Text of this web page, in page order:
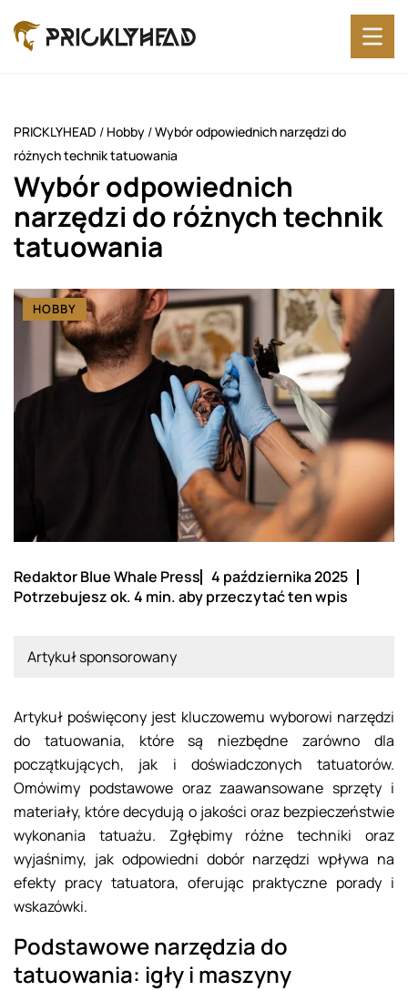
PRICKLYHEAD / Hobby /Wybór odpowiednich narzędzi do
różnych technik tatuowania
Wybór odpowiednich
narzędzi do różnych technik
tatuowania
HOBBY
Redaktor Blue Whale Press 4 października 2025
Potrzebujesz ok. 4 min. aby przeczytać ten wpis
Artykuł sponsorowany
Artykuł poświęcony jest kluczowemu wyborowi narzędzi
do tatuowania, które są niezbędne zarówno dla
początkujących, jak i doświadczonych tatuatorów.
Omówimy podstawowe oraz zaawansowane sprzęty i
materiały, które decydują o jakości oraz bezpieczeństwie
wykonania tatuażu. Zgłębimy różne techniki oraz
wyjaśnimy, jak odpowiedni dobór narzędzi wpływa na
efekty pracy tatuatora, oferując praktyczne porady i
wskazówki.
Podstawowe narzędzia do
tatuowania: igły i maszyny